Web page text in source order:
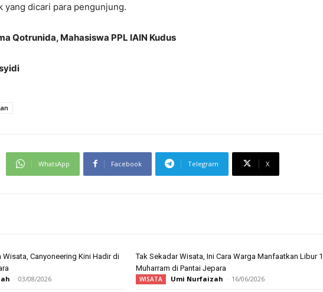
yang dicari para pengunjung.
Qotrunida, Mahasiswa PPL IAIN Kudus
WhatsApp Facebook Telegram X
Wisata, Canyoneering Kini Hadir di
- 03/08/2026
Tak Sekadar Wisata, Ini Cara Warga Manfaatkan Libur 1
Muharram di Pantai Jepara
WISATA Umi Nurfaizah - 16/06/2026